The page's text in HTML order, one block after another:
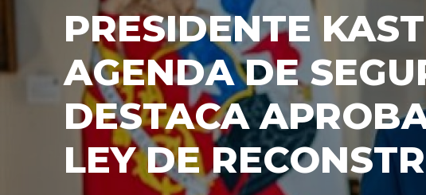
PRESIDENTE
AGENDA DE
DESTACA
LEY DE